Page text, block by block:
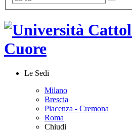
Le Sedi
Milano
Brescia
Piacenza - Cremona
Roma
Chiudi